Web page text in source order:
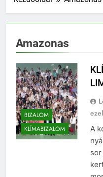
Amazonas
BIZALOM
KLÍMABIZALOM
A